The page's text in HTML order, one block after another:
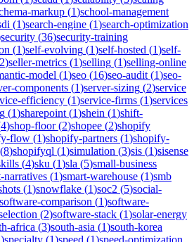
markup (1)school-management
(1)search-engine (1)search-optimization
security (36)security-training
(1)self-evolving (1)self-hosted (1)self-
2)seller-metrics (1)selling (1)selling-online
model (1)seo (16)seo-audit (1)seo-
components (1)server-sizing (2)service
efficiency (1)service-firms (1)services
(1)sharepoint (1)shein (1)shift-
4)shop-floor(2)shopee (2)shopify
flow (1)shopify-partners (1)shopify-
(8)shopifyql (1)simulation (3)sis (1)sisense
(4)sku (1)sla (5)small-business
narratives (1)smart-warehouse (1)smb
(1)snowflake (1)soc2 (5)social-
software-comparison (1)software-
(2)software-stack (1)solar-energy
africa (3)south-asia (1)south-korea
)specialty (1)speed (1)speed-optimization